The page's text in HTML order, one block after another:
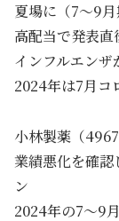
夏場に（7～9
高配当で発表
インフルエン
2024年は7月コ
小林製薬（
業績悪化を確認
ン
2024年の7～9